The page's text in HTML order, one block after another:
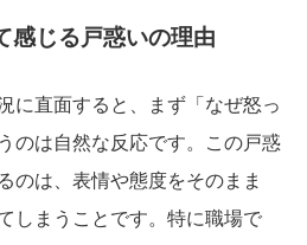
感じる戸惑いの理由
に直面すると、まず「なぜ怒っ
のは自然な反応です。この戸惑
のは、表情や態度をそのまま
しまうことです。特に職場で